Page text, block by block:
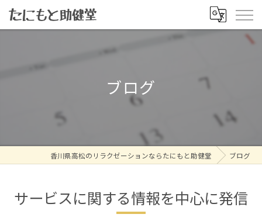
ブログ
香川県高松のリラクゼーションならたにもと助健堂 ブログ
サービスに関する情報を中心に発信